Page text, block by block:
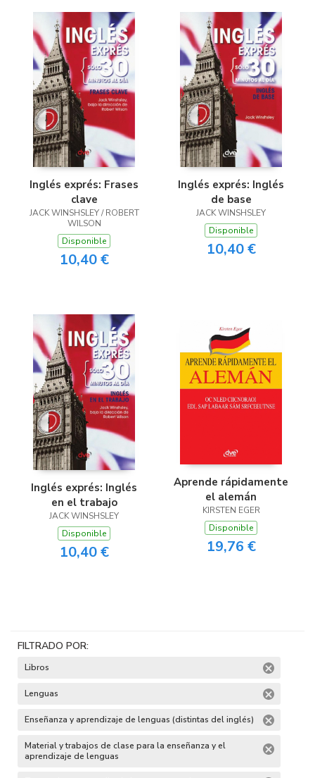
Inglés exprés: Frases
clave
JACK WINSHSLEY / ROBERT
WILSON
Disponible
10,40 €
Inglés exprés: Inglés
de base
JACK WINSHSLEY
Disponible
10,40 €
Inglés exprés: Inglés
en el trabajo
JACK WINSHSLEY
Disponible
10,40 €
Aprende rápidamente
el alemán
KIRSTEN EGER
Disponible
19,76 €
FILTRADO POR:
Libros
Lenguas
Enseñanza y aprendizaje de lenguas (distintas del inglés)
Material y trabajos de clase para la enseñanza y el
aprendizaje de lenguas